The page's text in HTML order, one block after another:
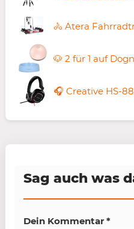
Sag auch was
Dein Kommentar *